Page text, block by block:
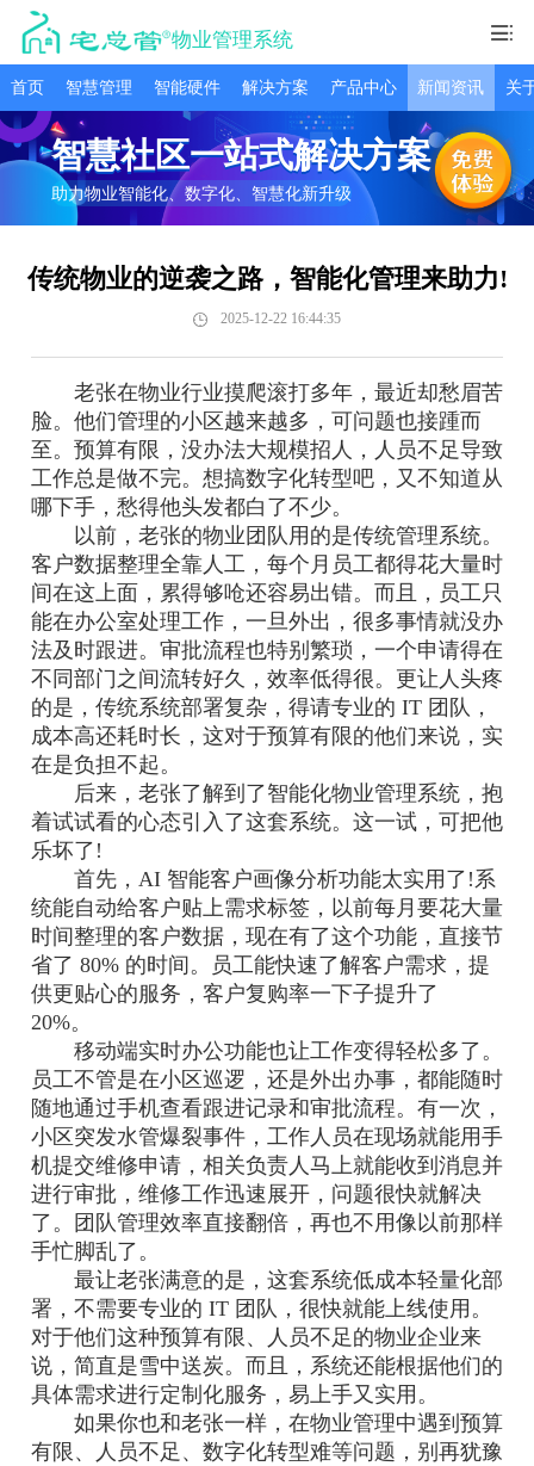
物业管理系统
首页 智慧管理 智能硬件 解决方案 产品中心 新闻资讯 关
智慧社区一站式解决方案
助力物业智能化、数字化、智慧化新升级
传统物业的逆袭之路，智能化管理来助力!
2025-12-22 16:44:35
老张在物业行业摸爬滚打多年，最近却愁眉苦
脸。他们管理的小区越来越多，可问题也接踵而
至。预算有限，没办法大规模招人，人员不足导致
工作总是做不完。想搞数字化转型吧，又不知道从
哪下手，愁得他头发都白了不少。
以前，老张的物业团队用的是传统管理系统。
客户数据整理全靠人工，每个月员工都得花大量时
间在这上面，累得够呛还容易出错。而且，员工只
能在办公室处理工作，一旦外出，很多事情就没办
法及时跟进。审批流程也特别繁琐，一个申请得在
不同部门之间流转好久，效率低得很。更让人头疼
的是，传统系统部署复杂，得请专业的 IT 团队，
成本高还耗时长，这对于预算有限的他们来说，实
在是负担不起。
后来，老张了解到了智能化物业管理系统，抱
着试试看的心态引入了这套系统。这一试，可把他
乐坏了!
首先，AI 智能客户画像分析功能太实用了!系
统能自动给客户贴上需求标签，以前每月要花大量
时间整理的客户数据，现在有了这个功能，直接节
省了 80% 的时间。员工能快速了解客户需求，提
供更贴心的服务，客户复购率一下子提升了
20%。
移动端实时办公功能也让工作变得轻松多了。
员工不管是在小区巡逻，还是外出办事，都能随时
随地通过手机查看跟进记录和审批流程。有一次，
小区突发水管爆裂事件，工作人员在现场就能用手
机提交维修申请，相关负责人马上就能收到消息并
进行审批，维修工作迅速展开，问题很快就解决
了。团队管理效率直接翻倍，再也不用像以前那样
手忙脚乱了。
最让老张满意的是，这套系统低成本轻量化部
署，不需要专业的 IT 团队，很快就能上线使用。
对于他们这种预算有限、人员不足的物业企业来
说，简直是雪中送炭。而且，系统还能根据他们的
具体需求进行定制化服务，易上手又实用。
如果你也和老张一样，在物业管理中遇到预算
有限、人员不足、数字化转型难等问题，别再犹豫